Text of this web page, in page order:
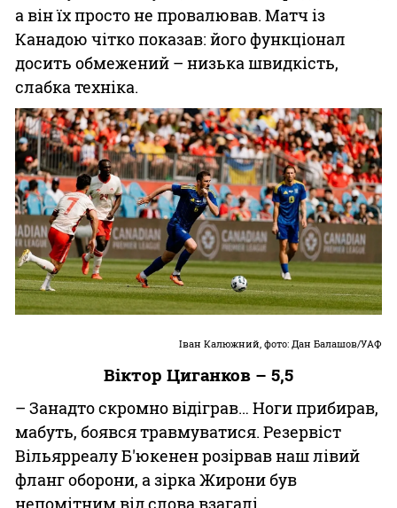
а він їх просто не провалював. Матч із
Канадою чітко показав: його функціонал
досить обмежений – низька швидкість,
слабка техніка.
Іван Калюжний, фото: Дан Балашов/УАФ
Віктор Циганков – 5,5
– Занадто скромно відіграв… Ноги прибирав,
мабуть, боявся травмуватися. Резервіст
Вільярреалу Б'юкенен розірвав наш лівий
фланг оборони, а зірка Жирони був
непомітним від слова взагалі.